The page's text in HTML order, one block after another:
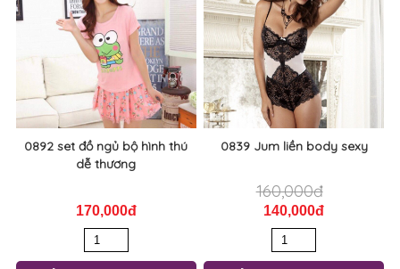
cảm quyến rũ 1006
130,000đ
110,000đ
Thêm vào giỏ
rũ
100,000đ
80,000đ
Thêm vào giỏ